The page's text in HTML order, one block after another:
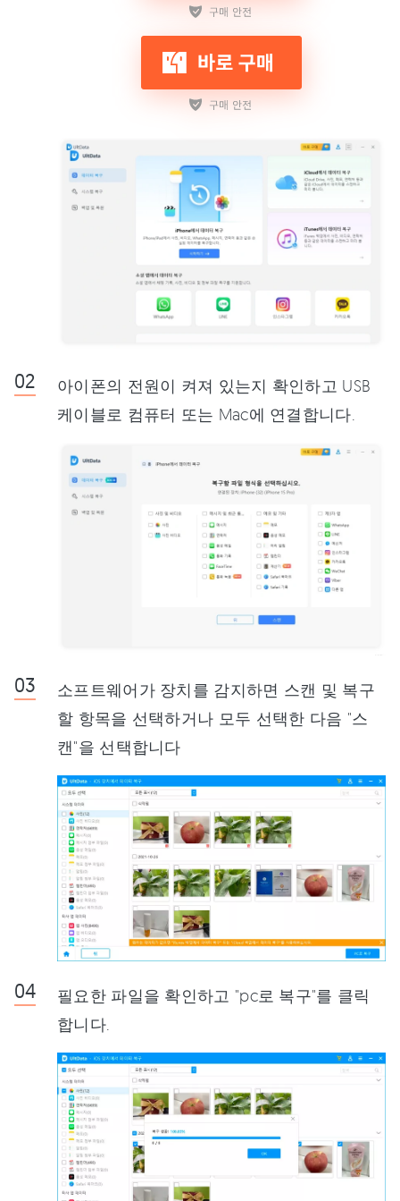
아이폰의 전원이 켜져 있는지 확인하고 USB
케이블로 컴퓨터 또는 Mac에 연결합니다.
소프트웨어가 장치를 감지하면 스캔 및 복구
할 항목을 선택하거나 모두 선택한 다음 "스
캔"을 선택합니다
필요한 파일을 확인하고 "pc로 복구"를 클릭
합니다.